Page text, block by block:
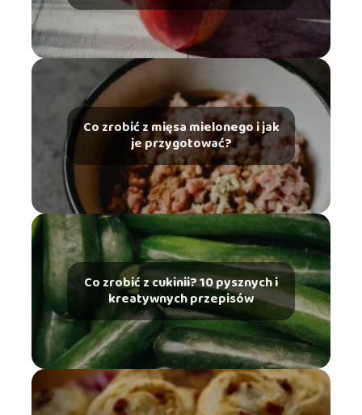
Co zrobić z mięsa mielonego i jak
je przygotować?
Co zrobić z cukinii? 10 pysznych i
kreatywnych przepisów